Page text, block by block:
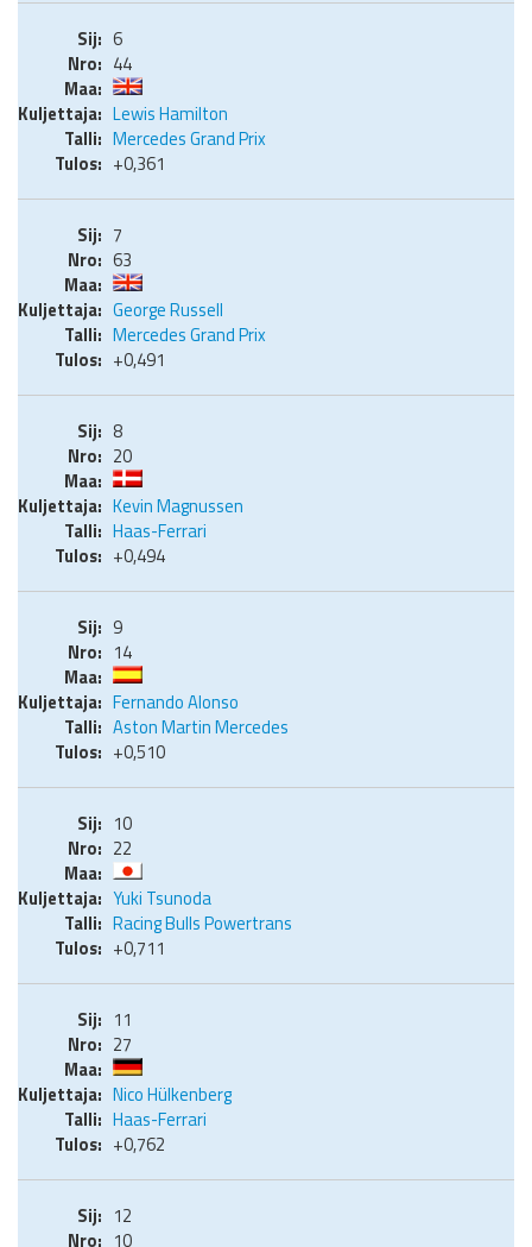
6
44
Lewis Hamilton
Mercedes Grand Prix
+0,361
7
63
George Russell
Mercedes Grand Prix
+0,491
8
20
Kevin Magnussen
Haas-Ferrari
+0,494
9
14
Fernando Alonso
Aston Martin Mercedes
+0,510
10
22
Yuki Tsunoda
Racing Bulls Powertrans
+0,711
11
27
Nico Hülkenberg
Haas-Ferrari
+0,762
12
10